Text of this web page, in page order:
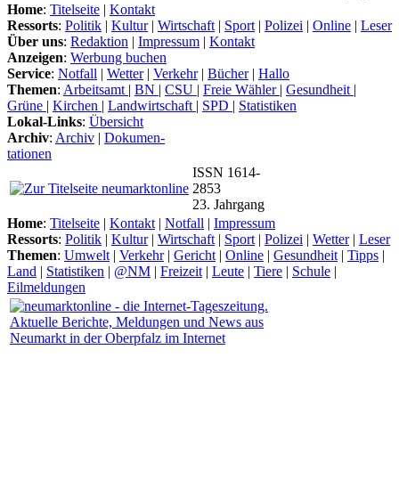
Home: Titelseite | Kontakt
Ressorts: Politik | Kultur| Wirtschaft | Sport | Polizei | Online | Leser
Über uns: Redaktion | Impressum | Kontakt
Anzeigen: Werbung buchen
Service: Notfall | Wetter| Verkehr| Bücher| Hallo
Themen: Arbeitsamt | BN | CSU | Freie Wähler | Gesundheit |
Grüne | Kirchen | Landwirtschaft | SPD | Statistiken
Lokal-Links: Übersicht
Archiv: Archiv | Dokumen-
tationen
ISSN 1614-
2853
23. Jahrgang
Home: Titelseite | Kontakt | Notfall | Impressum
Ressorts: Politik | Kultur| Wirtschaft | Sport | Polizei | Wetter| Leser
Themen: Umwelt | Verkehr| Gericht | Online | Gesundheit | Tipps |
Land | Statistiken | @NM | Freizeit | Leute | Tiere | Schule |
Eilmeldungen